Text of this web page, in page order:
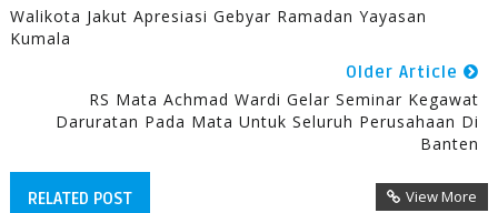
Walikota Jakut Apresiasi Gebyar Ramadan Yayasan
Kumala
Older Article
RS Mata Achmad Wardi Gelar Seminar Kegawat
Daruratan Pada Mata Untuk Seluruh Perusahaan Di
Banten
RELATED POST View More